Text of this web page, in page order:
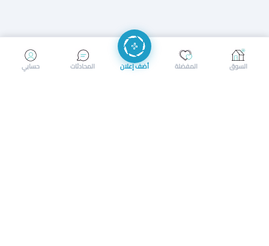
إرسال رسالة إجراء مكالمة
حسابي المحادثات أضف إعلان المفضلة السوق